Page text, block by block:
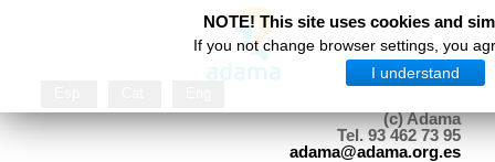
(c) Adama
Tel. 93 462 73 95
adama@adama.org.es
NOTE! This site uses cookies and
If you not change browser settings, you
I understand